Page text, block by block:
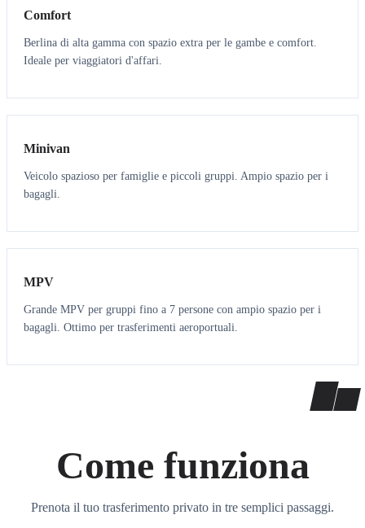
Comfort
Berlina di alta gamma con spazio extra per le gambe e comfort.
Ideale per viaggiatori d'affari.
6 5
Minivan
Veicolo spazioso per famiglie e piccoli gruppi. Ampio spazio per i
bagagli.
7 7
MPV
Grande MPV per gruppi fino a 7 persone con ampio spazio per i
bagagli. Ottimo per trasferimenti aeroportuali.
Come funziona
Prenota il tuo trasferimento privato in tre semplici passaggi.